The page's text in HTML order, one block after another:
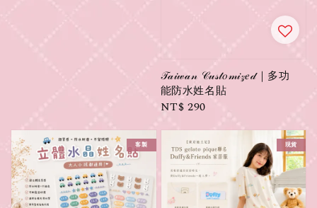
𝒯𝒶𝒾𝓌𝒶𝓃 𝒞𝓊𝓈𝓉𝑜𝓂𝒾𝓏𝑒𝒹｜多功
能防水姓名貼
Regular
NT$ 290
客製 現貨